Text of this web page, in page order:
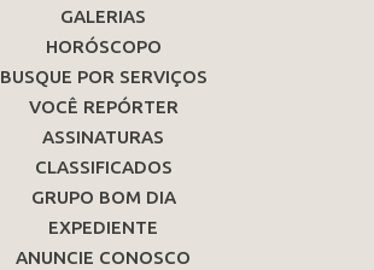
GALERIAS
HORÓSCOPO
BUSQUE POR SERVIÇOS
VOCÊ REPÓRTER
ASSINATURAS
CLASSIFICADOS
GRUPO BOM DIA
EXPEDIENTE
ANUNCIE CONOSCO